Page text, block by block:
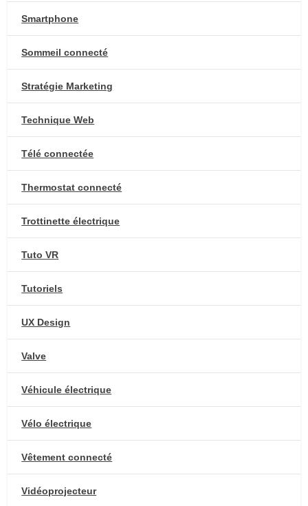
Smartphone
Sommeil connecté
Stratégie Marketing
Technique Web
Télé connectée
Thermostat connecté
Trottinette électrique
Tuto VR
Tutoriels
UX Design
Valve
Véhicule électrique
Vélo électrique
Vêtement connecté
Vidéoprojecteur